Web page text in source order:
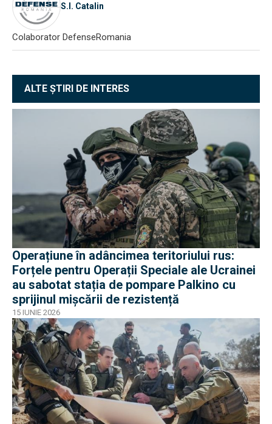
S.I. Catalin
Colaborator DefenseRomania
ALTE ȘTIRI DE INTERES
Operațiune în adâncimea teritoriului rus:
Forțele pentru Operații Speciale ale Ucrainei
au sabotat stația de pompare Palkino cu
sprijinul mișcării de rezistență
15 IUNIE 2026